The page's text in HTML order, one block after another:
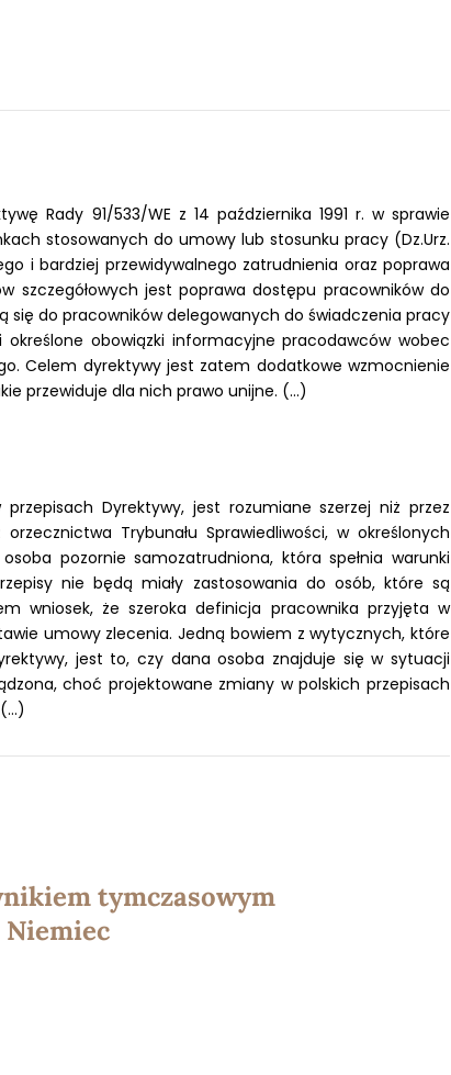
Rady 91/533/WE z 14 października 1991 r. w sprawie
stosowanych do umowy lub stosunku pracy (Dz.Urz.
i bardziej przewidywalnego zatrudnienia oraz poprawa
szczegółowych jest poprawa dostępu pracowników do
do pracowników delegowanych do świadczenia pracy
obowiązki informacyjne pracodawców wobec
Celem dyrektywy jest zatem dodatkowe wzmocnienie
przewiduje dla nich prawo unijne. (...)
Dyrektywy, jest rozumiane szerzej niż przez
Trybunału Sprawiedliwości, w określonych
pozornie samozatrudniona, która spełnia warunki
nie będą miały zastosowania do osób, które są
wniosek, że szeroka definicja pracownika przyjęta w
umowy zlecenia. Jedną bowiem z wytycznych, które
jest to, czy dana osoba znajduje się w sytuacji
choć projektowane zmiany w polskich przepisach
tymczasowym
Niemiec